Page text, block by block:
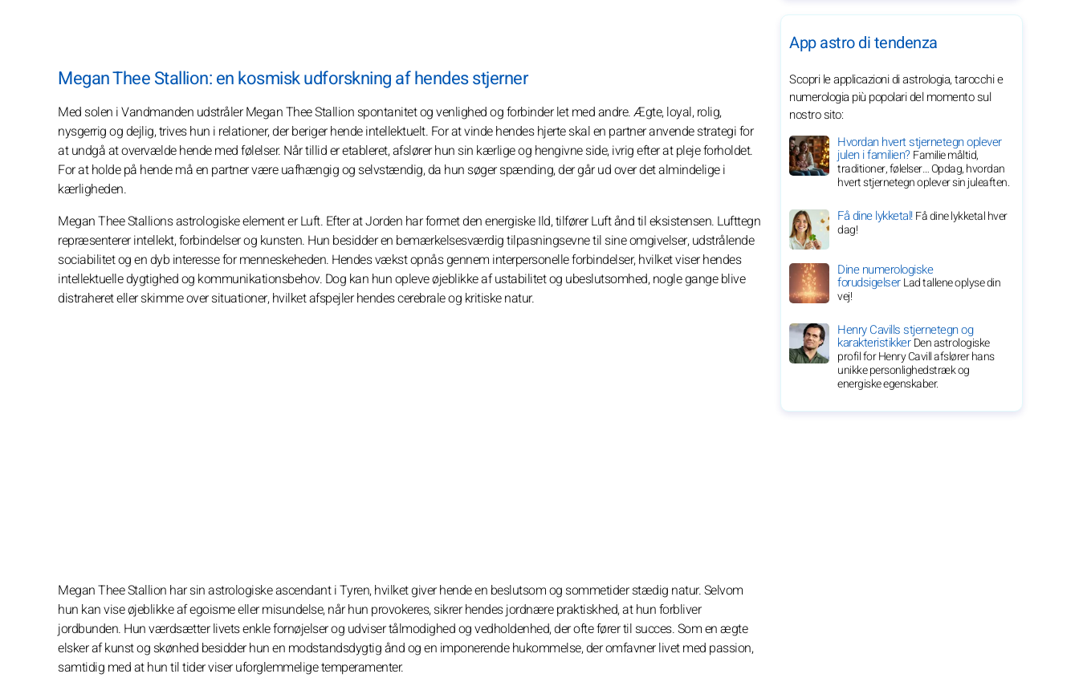
Megan Thee Stallion: en kosmisk udforskning af hendes stjerner
Med solen i Vandmanden udstråler Megan Thee Stallion spontanitet og venlighed og forbinder let med andre. Ægte, loyal, rolig,
nysgerrig og dejlig, trives hun i relationer, der beriger hende intellektuelt. For at vinde hendes hjerte skal en partner anvende strategi for
at undgå at overvælde hende med følelser. Når tillid er etableret, afslører hun sin kærlige og hengivne side, ivrig efter at pleje forholdet.
For at holde på hende må en partner være uafhængig og selvstændig, da hun søger spænding, der går ud over det almindelige i
kærligheden.
Megan Thee Stallions astrologiske element er Luft. Efter at Jorden har formet den energiske Ild, tilfører Luft ånd til eksistensen. Lufttegn
repræsenterer intellekt, forbindelser og kunsten. Hun besidder en bemærkelsesværdig tilpasningsevne til sine omgivelser, udstrålende
sociabilitet og en dyb interesse for menneskeheden. Hendes vækst opnås gennem interpersonelle forbindelser, hvilket viser hendes
intellektuelle dygtighed og kommunikationsbehov. Dog kan hun opleve øjeblikke af ustabilitet og ubeslutsomhed, nogle gange blive
distraheret eller skimme over situationer, hvilket afspejler hendes cerebrale og kritiske natur.
Megan Thee Stallion har sin astrologiske ascendant i Tyren, hvilket giver hende en beslutsom og sommetider stædig natur. Selvom
hun kan vise øjeblikke af egoisme eller misundelse, når hun provokeres, sikrer hendes jordnære praktiskhed, at hun forbliver
jordbunden. Hun værdsætter livets enkle fornøjelser og udviser tålmodighed og vedholdenhed, der ofte fører til succes. Som en ægte
elsker af kunst og skønhed besidder hun en modstandsdygtig ånd og en imponerende hukommelse, der omfavner livet med passion,
samtidig med at hun til tider viser uforglemmelige temperamenter.
App astro di tendenza
Scopri le applicazioni di astrologia, tarocchi e
numerologia più popolari del momento sul
nostro sito:
Hvordan hvert stjernetegn oplever
julen i familien?Familie måltid,
traditioner, følelser… Opdag, hvordan
hvert stjernetegn oplever sin juleaften.
Få dine lykketal!Få dine lykketal hver
dag!
Dine numerologiske
forudsigelserLad tallene oplyse din
vej!
Henry Cavills stjernetegn og
karakteristikkerDen astrologiske
profil for Henry Cavill afslører hans
unikke personlighedstræk og
energiske egenskaber.